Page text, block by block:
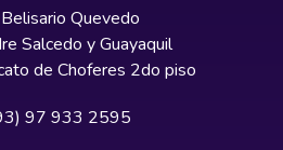
Quevedo
Salcedo y Guayaquil
de Choferes 2do piso
97 933 2595